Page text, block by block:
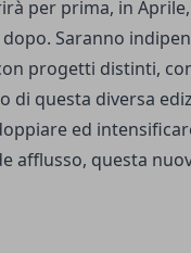
per prima, in
Saranno
progetti distinti,
di questa diversa
ed
afflusso, questa